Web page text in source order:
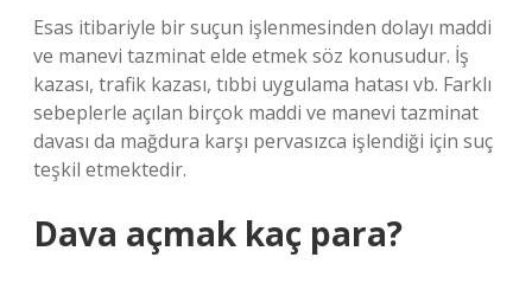
Esas itibariyle bir suçun işlenmesinden dolayı maddi
ve manevi tazminat elde etmek söz konusudur. İş
kazası, trafik kazası, tıbbi uygulama hatası vb. Farklı
sebeplerle açılan birçok maddi ve manevi tazminat
davası da mağdura karşı pervasızca işlendiği için suç
teşkil etmektedir.
Dava açmak kaç para?